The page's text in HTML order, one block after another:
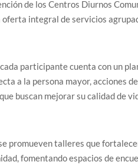
de los Centros Diurnos
oferta integral de servicios
participante cuenta con un
a la persona mayor, acciones
buscan mejorar su calidad de
promueven talleres que
fomentando espacios de